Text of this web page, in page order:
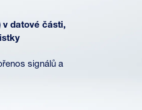
v datové části,
signálů a